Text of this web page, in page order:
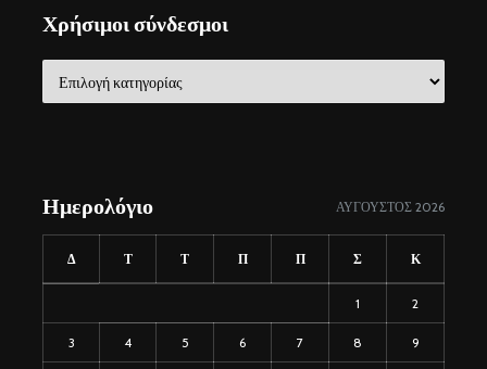
Χρήσιμοι σύνδεσμοι
σύνδεσμοι
Ημερολόγιο ΑΎΓΟΥΣΤΟΣ 2026
Δ Τ Τ Π Π Σ Κ
1 2
3 4 5 6 7 8 9